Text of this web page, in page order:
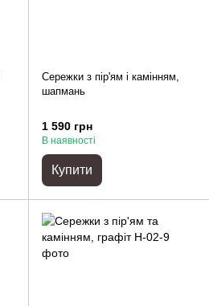
Сережки з пір'ям і камінням,
шапмань
1 590 грн
В наявності
Купити